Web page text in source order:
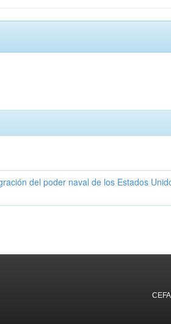
del poder naval de los Estados